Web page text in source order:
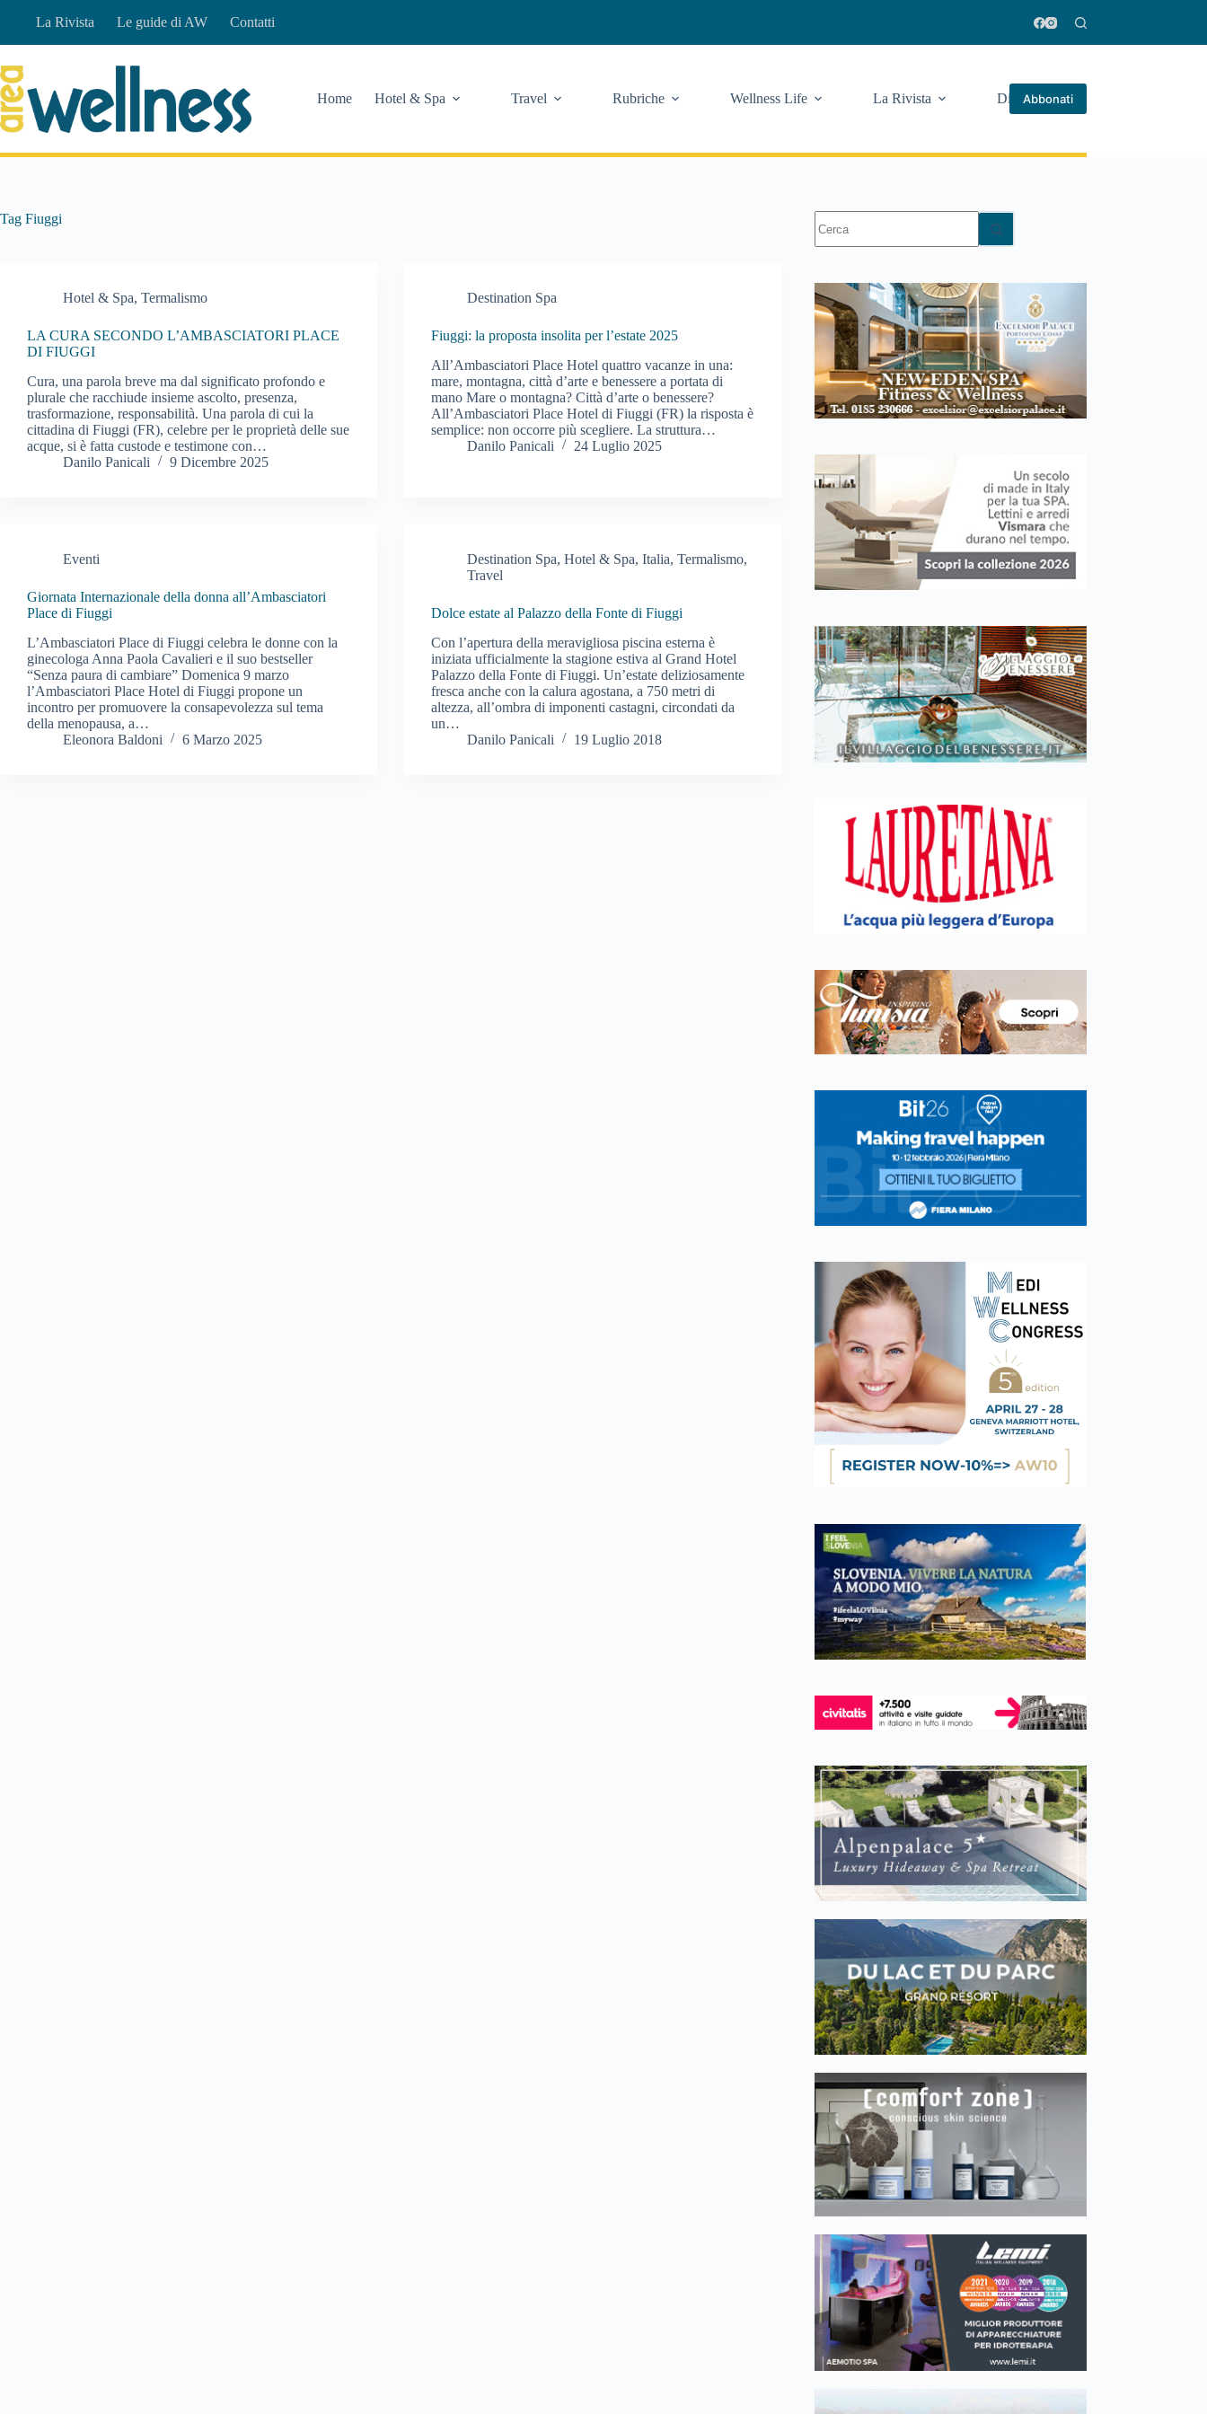
La Rivista Le guide di AW Contatti
Home Hotel & Spa Travel Rubriche Wellness Life La Rivista Di piùAbbonati
Tag Fiuggi
Hotel & Spa, Termalismo
LA CURA SECONDO L’AMBASCIATORI PLACE
DI FIUGGI
Cura, una parola breve ma dal significato profondo e
plurale che racchiude insieme ascolto, presenza,
trasformazione, responsabilità. Una parola di cui la
cittadina di Fiuggi (FR), celebre per le proprietà delle sue
acque, si è fatta custode e testimone con…
Danilo Panicali
9 Dicembre 2025
Destination Spa
Fiuggi: la proposta insolita per l’estate 2025
All’Ambasciatori Place Hotel quattro vacanze in una:
mare, montagna, città d’arte e benessere a portata di
mano Mare o montagna? Città d’arte o benessere?
All’Ambasciatori Place Hotel di Fiuggi (FR) la risposta è
semplice: non occorre più scegliere. La struttura…
Danilo Panicali
24 Luglio 2025
Eventi
Giornata Internazionale della donna all’Ambasciatori
Place di Fiuggi
L’Ambasciatori Place di Fiuggi celebra le donne con la
ginecologa Anna Paola Cavalieri e il suo bestseller
“Senza paura di cambiare” Domenica 9 marzo
l’Ambasciatori Place Hotel di Fiuggi propone un
incontro per promuovere la consapevolezza sul tema
della menopausa, a…
Eleonora Baldoni
6 Marzo 2025
Destination Spa,Hotel & Spa,Italia,Termalismo,
Travel
Dolce estate al Palazzo della Fonte di Fiuggi
Con l’apertura della meravigliosa piscina esterna è
iniziata ufficialmente la stagione estiva al Grand Hotel
Palazzo della Fonte di Fiuggi. Un’estate deliziosamente
fresca anche con la calura agostana, a 750 metri di
altezza, all’ombra di imponenti castagni, circondati da
un…
Danilo Panicali
19 Luglio 2018
risultato